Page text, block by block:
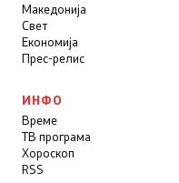
Македонија
Свет
Економија
Прес-релис
ИНФО
Време
ТВ програма
Хороскоп
RSS